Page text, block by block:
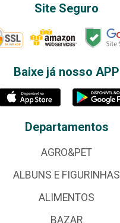
Site Seguro
Baixe já nosso APP
Departamentos
AGRO&PET
ALBUNS E FIGURINHAS
ALIMENTOS
BAZAR